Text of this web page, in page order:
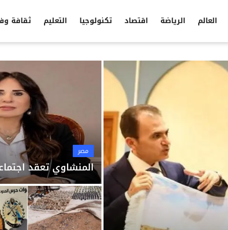
العالم الرياضة اقتصاد تكنولوجيا التعليم ثقافة
مصر
مصر
المنشاوي تعقد